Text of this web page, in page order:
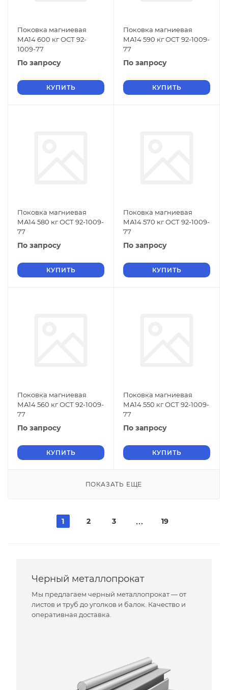
Поковка магниевая
МА14 600 кг ОСТ 92-
1009-77
По запросу
КУПИТЬ
Поковка магниевая
МА14 590 кг ОСТ 92-1009-
77
По запросу
КУПИТЬ
Поковка магниевая
МА14 580 кг ОСТ 92-1009-
77
По запросу
КУПИТЬ
Поковка магниевая
МА14 570 кг ОСТ 92-1009-
77
По запросу
КУПИТЬ
Поковка магниевая
МА14 560 кг ОСТ 92-1009-
77
По запросу
КУПИТЬ
Поковка магниевая
МА14 550 кг ОСТ 92-1009-
77
По запросу
КУПИТЬ
ПОКАЗАТЬ ЕЩЕ
1 2 3 19
Черный металлопрокат
Мы предлагаем черный металлопрокат — от
листов и труб до уголков и балок. Качество и
оперативная доставка.